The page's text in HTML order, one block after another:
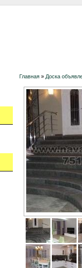
Главная » Доска